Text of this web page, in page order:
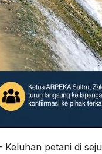
Keluhan petani di